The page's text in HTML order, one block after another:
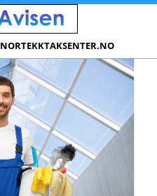
NORTEKKTAKSENTER.NO